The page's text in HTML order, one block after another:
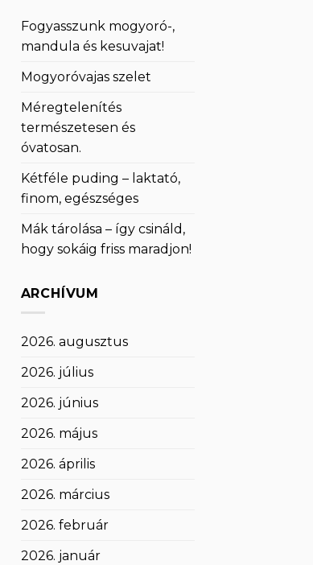
Fogyasszunk mogyoró-,
mandula és kesuvajat!
Mogyoróvajas szelet
Méregtelenítés
természetesen és
óvatosan.
Kétféle puding – laktató,
finom, egészséges
Mák tárolása – így csináld,
hogy sokáig friss maradjon!
ARCHÍVUM
2026. augusztus
2026. július
2026. június
2026. május
2026. április
2026. március
2026. február
2026. január